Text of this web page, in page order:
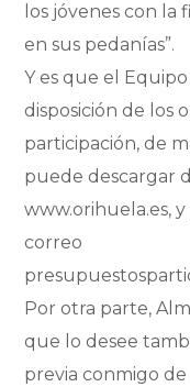
los jóvenes con la
en sus pedanías”.
Y es que el
disposición de los
participación, de
puede descargar
www.orihuela.es,
correo
Por otra parte,
que lo desee
previa conmigo